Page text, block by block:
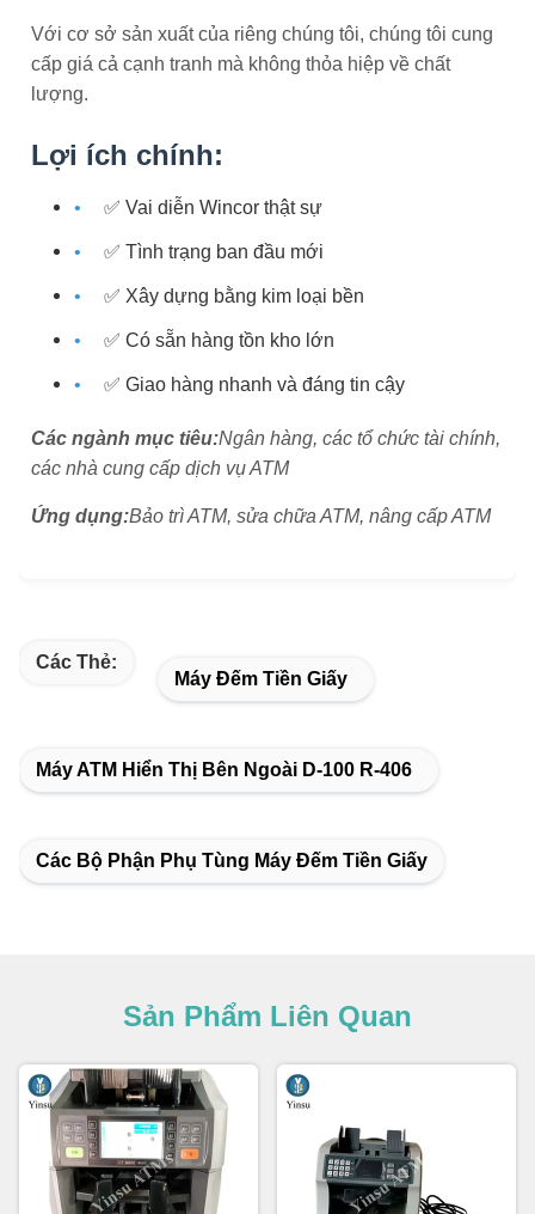
Với cơ sở sản xuất của riêng chúng tôi, chúng tôi cung
cấp giá cả cạnh tranh mà không thỏa hiệp về chất
lượng.
Lợi ích chính:
✅ Vai diễn Wincor thật sự
✅ Tình trạng ban đầu mới
✅ Xây dựng bằng kim loại bền
✅ Có sẵn hàng tồn kho lớn
✅ Giao hàng nhanh và đáng tin cậy
Các ngành mục tiêu:Ngân hàng, các tổ chức tài chính,
các nhà cung cấp dịch vụ ATM
Ứng dụng:Bảo trì ATM, sửa chữa ATM, nâng cấp ATM
Các Thẻ:
Máy Đếm Tiền Giấy
Máy ATM Hiển Thị Bên Ngoài D-100 R-406
Các Bộ Phận Phụ Tùng Máy Đếm Tiền Giấy
Sản Phẩm Liên Quan